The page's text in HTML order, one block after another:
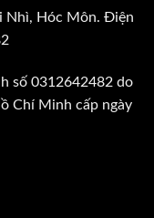
Nhì, Hóc Môn. Điện
số 0312642482 do
Chí Minh cấp ngày